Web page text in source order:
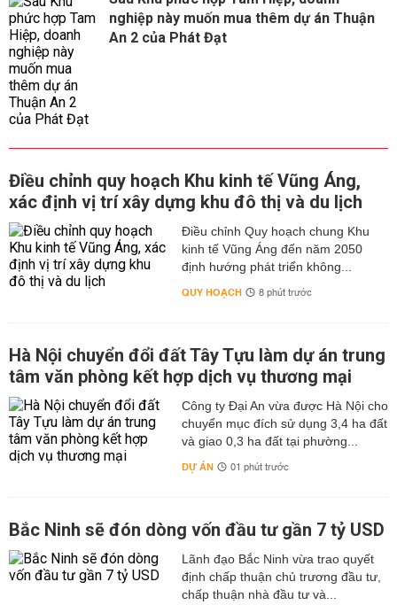
nghiệp này muốn mua thêm dự án Thuận
An 2 của Phát Đạt
Điều chỉnh quy hoạch Khu kinh tế Vũng Áng,
xác định vị trí xây dựng khu đô thị và du lịch
Điều chỉnh Quy hoạch chung Khu
kinh tế Vũng Áng đến năm 2050
định hướng phát triển không...
QUY HOẠCH 8 phút trước
Hà Nội chuyển đổi đất Tây Tựu làm dự án trung
tâm văn phòng kết hợp dịch vụ thương mại
Công ty Đại An vừa được Hà Nội cho
chuyển mục đích sử dụng 3,4 ha đất
và giao 0,3 ha đất tại phường...
DỰ ÁN 01 phút trước
Bắc Ninh sẽ đón dòng vốn đầu tư gần 7 tỷ USD
Lãnh đạo Bắc Ninh vừa trao quyết
định chấp thuận chủ trương đầu tư,
chấp thuận nhà đầu tư và...